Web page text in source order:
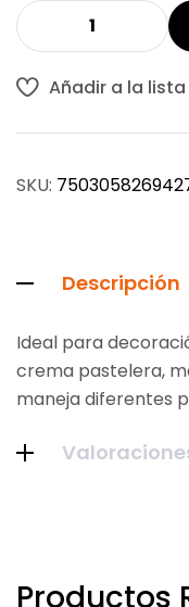
Añadir a la
SKU:
Descripción
Ideal para
crema pastelera,
maneja diferentes
Productos